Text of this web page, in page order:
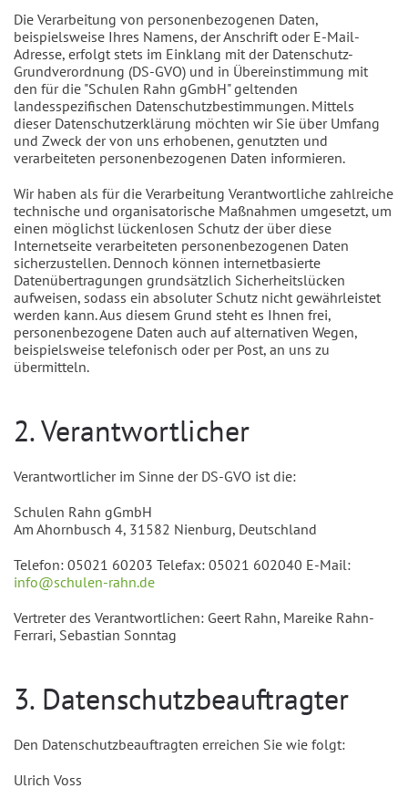
Die Verarbeitung von personenbezogenen Daten,
beispielsweise Ihres Namens, der Anschrift oder E-Mail-
Adresse, erfolgt stets im Einklang mit der Datenschutz-
Grundverordnung (DS-GVO) und in Übereinstimmung mit
den für die "Schulen Rahn gGmbH" geltenden
landesspezifischen Datenschutzbestimmungen. Mittels
dieser Datenschutzerklärung möchten wir Sie über Umfang
und Zweck der von uns erhobenen, genutzten und
verarbeiteten personenbezogenen Daten informieren.
Wir haben als für die Verarbeitung Verantwortliche zahlreiche
technische und organisatorische Maßnahmen umgesetzt, um
einen möglichst lückenlosen Schutz der über diese
Internetseite verarbeiteten personenbezogenen Daten
sicherzustellen. Dennoch können internetbasierte
Datenübertragungen grundsätzlich Sicherheitslücken
aufweisen, sodass ein absoluter Schutz nicht gewährleistet
werden kann. Aus diesem Grund steht es Ihnen frei,
personenbezogene Daten auch auf alternativen Wegen,
beispielsweise telefonisch oder per Post, an uns zu
übermitteln.
2. Verantwortlicher
Verantwortlicher im Sinne der DS-GVO ist die:
Schulen Rahn gGmbH
Am Ahornbusch 4, 31582 Nienburg, Deutschland
Telefon: 05021 60203 Telefax: 05021 602040 E-Mail:
info@schulen-rahn.de
Vertreter des Verantwortlichen: Geert Rahn, Mareike Rahn-
Ferrari, Sebastian Sonntag
3. Datenschutzbeauftragter
Den Datenschutzbeauftragten erreichen Sie wie folgt:
Ulrich Voss